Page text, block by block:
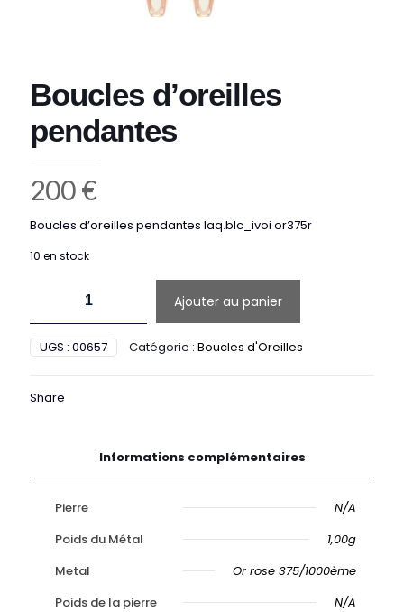
Boucles d’oreilles
pendantes
200€
Boucles d’oreilles pendantes laq.blc_ivoi or375r
10 en stock
Boucles
d'oreilles
pendantes
Ajouter au panier
UGS : 00657 Catégorie : Boucles d'Oreilles
Share
Informations complémentaires
Pierre
N/A
Poids du Métal
1,00g
Metal
Or rose 375/1000ème
Poids de la pierre
N/A